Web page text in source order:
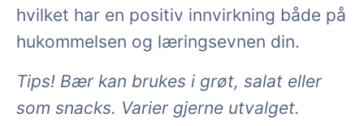
hvilket har en positiv innvirkning både på
hukommelsen og læringsevnen din.
Tips! Bær kan brukes i grøt, salat eller
som snacks. Varier gjerne utvalget.